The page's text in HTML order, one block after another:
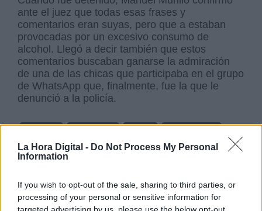
La Hora Digital - Do Not Process My Personal
Information
If you wish to opt-out of the sale, sharing to third parties, or
processing of your personal or sensitive information for
targeted advertising by us, please use the below opt-out
ante el juez que todas esas frases y
comentarios eran suyas, pero que a estaban
provocadas por un excesivo consumo de
alcohol. Llegó a decir también que estos
comentarios buscaban ganarse la admiración
de una de las chicas que participaba en el grupo
de WhatsApp que, finalmente, fue la que le
denunció a la policía.
Terrorismo Francotirador Mossos
Pedro Sánchez
Ultra derecha